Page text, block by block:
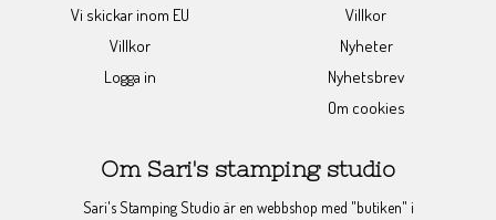
Vi skickar inom EU
Villkor
Logga in
Villkor
Nyheter
Nyhetsbrev
Om cookies
Om Sari's stamping studio
Sari's Stamping Studio är en webbshop med "butiken" i